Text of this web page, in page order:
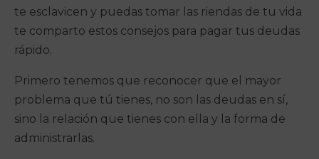
te esclavicen y puedas tomar las riendas de tu vida
te comparto estos consejos para pagar tus deudas
rápido.
Primero tenemos que reconocer que el mayor
problema que tú tienes, no son las deudas en sí,
sino la relación que tienes con ella y la forma de
administrarlas.